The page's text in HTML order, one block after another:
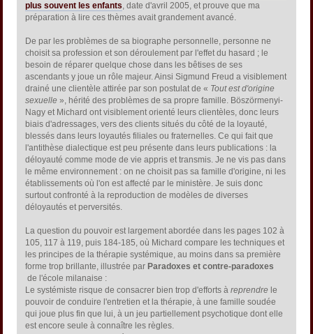
plus souvent les enfants, date d'avril 2005, et prouve que ma
préparation à lire ces thèmes avait grandement avancé.
De par les problèmes de sa biographe personnelle, personne ne
choisit sa profession et son déroulement par l'effet du hasard ; le
besoin de réparer quelque chose dans les bêtises de ses
ascendants y joue un rôle majeur. Ainsi Sigmund Freud a visiblement
drainé une clientèle attirée par son postulat de « Tout est d'origine
sexuelle », hérité des problèmes de sa propre famille. Böszörmenyi-
Nagy et Michard ont visiblement orienté leurs clientèles, donc leurs
biais d'adressages, vers des clients situés du côté de la loyauté,
blessés dans leurs loyautés filiales ou fraternelles. Ce qui fait que
l'antithèse dialectique est peu présente dans leurs publications : la
déloyauté comme mode de vie appris et transmis. Je ne vis pas dans
le même environnement : on ne choisit pas sa famille d'origine, ni les
établissements où l'on est affecté par le ministère. Je suis donc
surtout confronté à la reproduction de modèles de diverses
déloyautés et perversités.
La question du pouvoir est largement abordée dans les pages 102 à
105, 117 à 119, puis 184-185, où Michard compare les techniques et
les principes de la thérapie systémique, au moins dans sa première
forme trop brillante, illustrée par Paradoxes et contre-paradoxes
de l'école milanaise :
Le systémiste risque de consacrer bien trop d'efforts àreprendre le
pouvoir de conduire l'entretien et la thérapie, à une famille soudée
qui joue plus fin que lui, à un jeu partiellement psychotique dont elle
est encore seule à connaître les règles.